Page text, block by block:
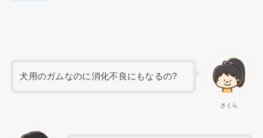
さくら
犬用のガムなのに消化不良にもなるの?